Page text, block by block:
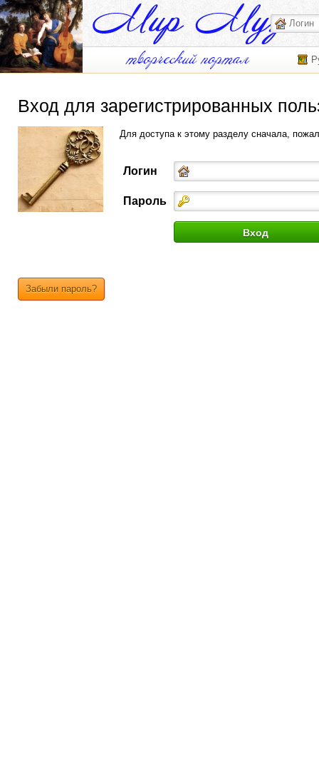
Вход для зарегистрированных
Для доступа к этому разделу сначала,
Логин
Пароль
Забыли пароль?